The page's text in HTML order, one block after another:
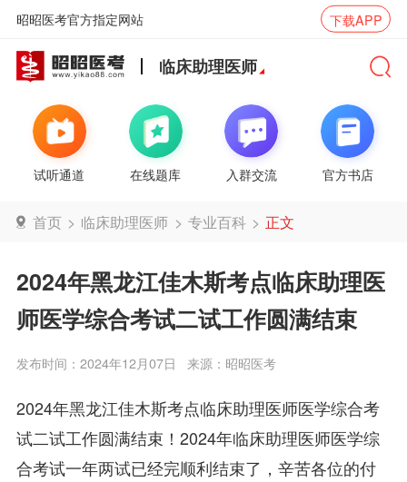
昭昭医考官方指定网站 下载APP
临床助理医师
试听通道 在线题库 入群交流 官方书店
首页 > 临床助理医师 > 专业百科 > 正文
2024年黑龙江佳木斯考点临床助理医
师医学综合考试二试工作圆满结束
发布时间：2024年12月07日 来源：昭昭医考
2024年黑龙江佳木斯考点临床助理医师医学综合考
试二试工作圆满结束！2024年临床助理医师医学综
合考试一年两试已经完顺利结束了，辛苦各位的付